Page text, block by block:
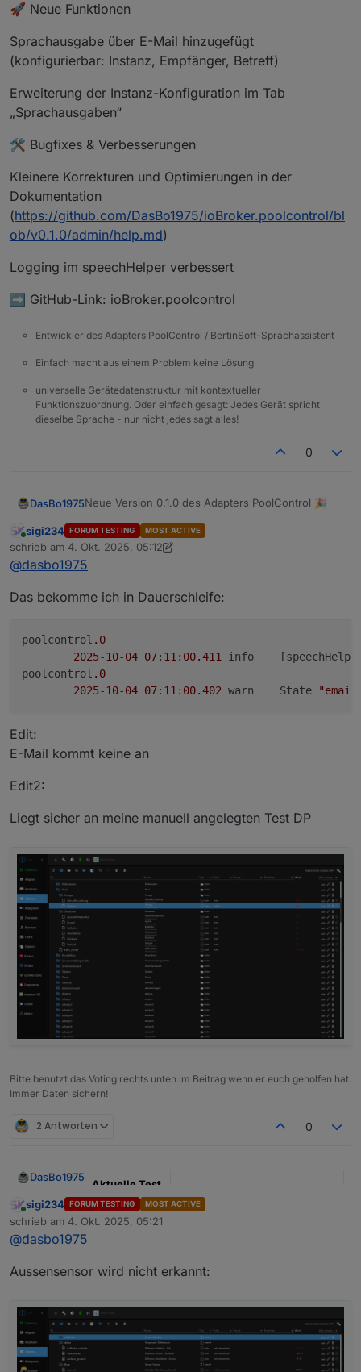
🚀 Neue Funktionen
Sprachausgabe über E-Mail hinzugefügt
(konfigurierbar: Instanz, Empfänger, Betreff)
Erweiterung der Instanz-Konfiguration im Tab
„Sprachausgaben“
🛠️ Bugfixes & Verbesserungen
Kleinere Korrekturen und Optimierungen in der
Dokumentation
(https://github.com/DasBo1975/ioBroker.poolcontrol/bl
ob/v0.1.0/admin/help.md)
Logging im speechHelper verbessert
➡️ GitHub-Link: ioBroker.poolcontrol
Entwickler des Adapters PoolControl / BertinSoft-Sprachassistent
Einfach macht aus einem Problem keine Lösung
universelle Gerätedatenstruktur mit kontextueller
Funktionszuordnung. Oder einfach gesagt: Jedes Gerät spricht
dieselbe Sprache - nur nicht jedes sagt alles!
0
DasBo1975Neue Version 0.1.0 des Adapters PoolControl 🎉
Ab sofort steht die Version 0.1.0 auf GitHub zur
Verfügung.
Die wichtigsten Neuerungen:
🚀 Neue Funktionen
Sprachausgabe über E-Mail hinzugefügt
„Sprachausgaben“
🛠️ Bugfixes & Verbesserungen
Kleinere Korrekturen und Optimierungen in der
➡️ GitHub-Link: ioBroker.poolcontrol
Online
sigi234 FORUM TESTING MOST ACTIVE
schrieb am 4. Okt. 2025, 05:12
zuletzt editiert von sigi23410. Apr. 2025, 07:44
@dasbo1975
Das bekomme ich in Dauerschleife:
poolcontrol .0
2025-10-04 07: 11: 00.411
info
poolcontrol .0
2025-10-04 07: 11: 00.402
	warn	State
Edit:
E-Mail kommt keine an
Edit2:
Liegt sicher an meine manuell angelegten Test DP
Bitte benutzt das Voting rechts unten im Beitrag wenn er euch geholfen hat.
Immer Daten sichern!
2 Antworten 0
DasBo1975
Aktuelle Test
Version
1.4.1
Veröffentlichu
Github Link
https://github.com/DasBo1975/i
Adapter-Beschreibung
Der AdapterioBroker.poolcontroldient zur
Steuerung und Überwachung von Poolanlagen.
Zu den Funktionen gehören:
Pumpensteuerung (Automatik, Manuell,
Online
sigi234 FORUM TESTING MOST ACTIVE
schrieb am 4. Okt. 2025, 05:21
zuletzt editiert von
@dasbo1975
Aussensensor wird nicht erkannt: